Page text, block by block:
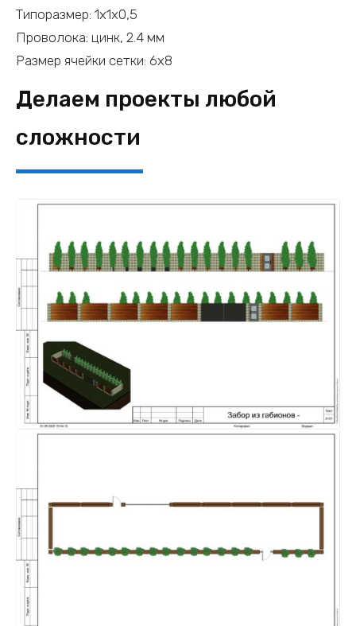
-
1x1x0,5
(цинк,
2.4
мм,
ячейка
Типоразмер: 1x1x0,5
Проволока: цинк, 2.4 мм
Размер ячейки сетки: 6х8
Делаем проекты любой
сложности